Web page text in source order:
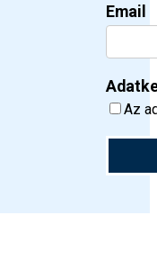
Email
Az